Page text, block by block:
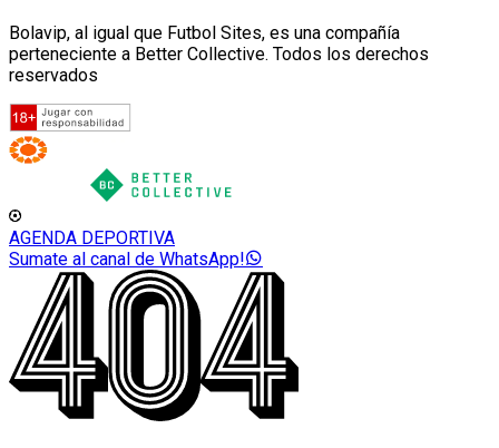
Bolavip, al igual que Futbol Sites, es una compañía
perteneciente a Better Collective. Todos los derechos
reservados
AGENDA DEPORTIVA
Sumate al canal de WhatsApp!